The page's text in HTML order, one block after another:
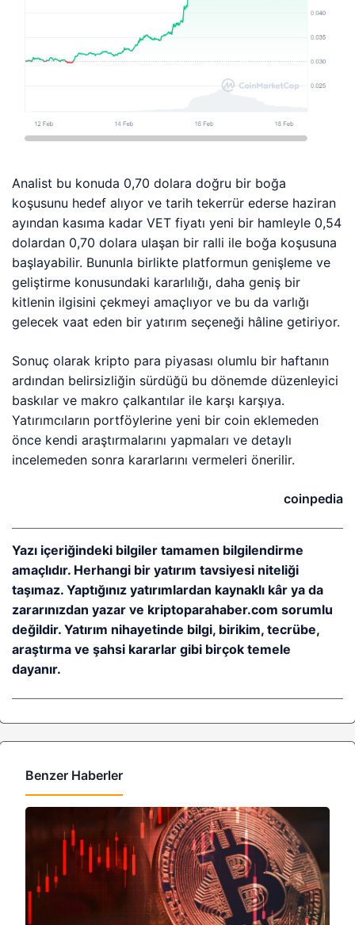
Analist bu konuda 0,70 dolara doğru bir boğa
koşusunu hedef alıyor ve tarih tekerrür ederse haziran
ayından kasıma kadar VET fiyatı yeni bir hamleyle 0,54
dolardan 0,70 dolara ulaşan bir ralli ile boğa koşusuna
başlayabilir. Bununla birlikte platformun genişleme ve
geliştirme konusundaki kararlılığı, daha geniş bir
kitlenin ilgisini çekmeyi amaçlıyor ve bu da varlığı
gelecek vaat eden bir yatırım seçeneği hâline getiriyor.
Sonuç olarak kripto para piyasası olumlu bir haftanın
ardından belirsizliğin sürdüğü bu dönemde düzenleyici
baskılar ve makro çalkantılar ile karşı karşıya.
Yatırımcıların portföylerine yeni bir coin eklemeden
önce kendi araştırmalarını yapmaları ve detaylı
incelemeden sonra kararlarını vermeleri önerilir.
coinpedia
Yazı içeriğindeki bilgiler tamamen bilgilendirme
amaçlıdır. Herhangi bir yatırım tavsiyesi niteliği
taşımaz. Yaptığınız yatırımlardan kaynaklı kâr ya da
zararınızdan yazar ve kriptoparahaber.com sorumlu
değildir. Yatırım nihayetinde bilgi, birikim, tecrübe,
araştırma ve şahsi kararlar gibi birçok temele
dayanır.
Benzer Haberler